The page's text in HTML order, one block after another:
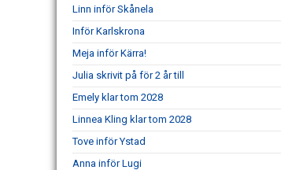
Linn inför Skånela
Inför Karlskrona
Meja inför Kärra!
Julia skrivit på för 2 år till
Emely klar tom 2028
Linnea Kling klar tom 2028
Tove inför Ystad
Anna inför Lugi